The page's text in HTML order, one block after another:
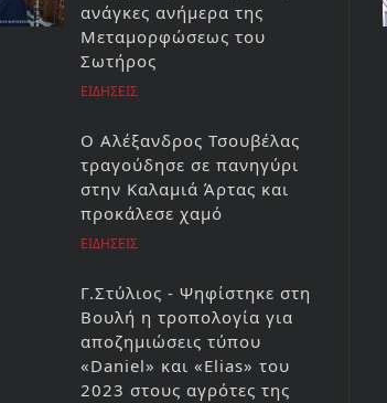
ανάγκες ανήμερα της
Μεταμορφώσεως του
Σωτήρος
ΕΙΔΗΣΕΙΣ
Ο Αλέξανδρος Τσουβέλας
τραγούδησε σε πανηγύρι
στην Καλαμιά Άρτας και
προκάλεσε χαμό
ΕΙΔΗΣΕΙΣ
Γ.Στύλιος - Ψηφίστηκε στη
Βουλή η τροπολογία για
αποζημιώσεις τύπου
«Daniel» και «Elias» του
2023 στους αγρότες της